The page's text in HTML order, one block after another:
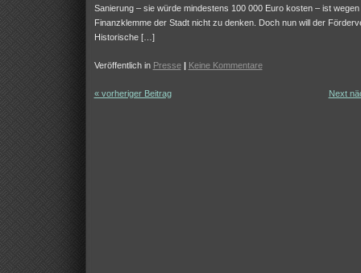
Sanierung – sie würde mindestens 100 000 Euro kosten – ist wegen
Finanzklemme der Stadt nicht zu denken. Doch nun will der
Historische […]
Veröffentlich in Presse | Keine Kommentare
« vorheriger Beitrag Next